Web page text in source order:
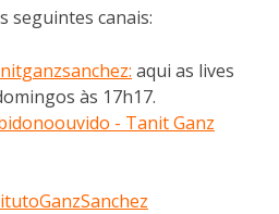
seguintes canais:
aqui as lives
às 17h17.
- Tanit Ganz